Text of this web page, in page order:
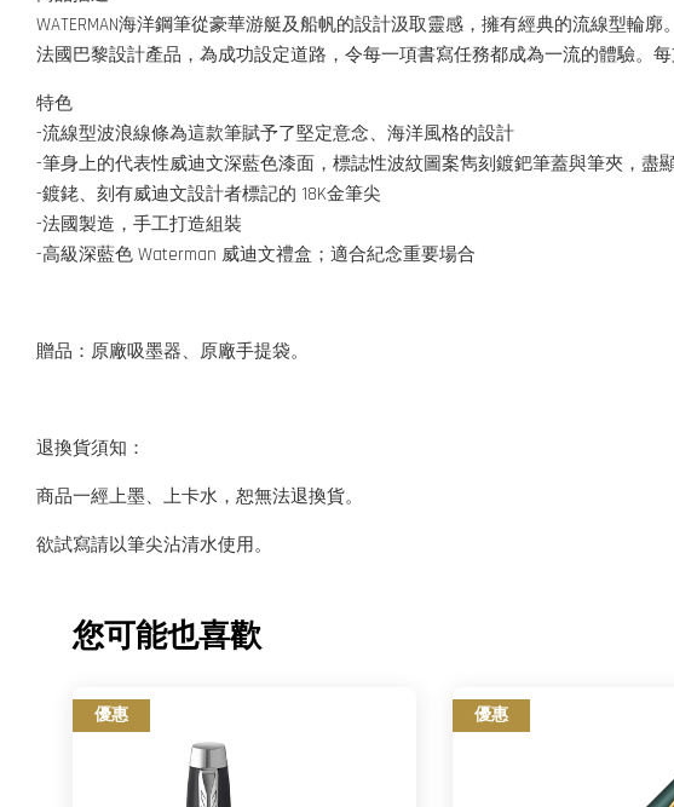
WATERMAN海洋鋼筆從豪華游艇及船帆的設計汲取靈感，擁有經典的流線型輪
法國巴黎設計產品，為成功設定道路，令每一項書寫任務都成為一流的體驗。
特色
-流線型波浪線條為這款筆賦予了堅定意念、海洋風格的設計
-筆身上的代表性威迪文深藍色漆面，標誌性波紋圖案雋刻鍍鈀筆蓋與筆夾，盡
-鍍銠、刻有威迪文設計者標記的 18K金筆尖
-法國製造，手工打造組裝
-高級深藍色 Waterman 威迪文禮盒；適合紀念重要場合
贈品：原廠吸墨器、原廠手提袋。
退換貨須知：
商品一經上墨、上卡水，恕無法退換貨。
欲試寫請以筆尖沾清水使用。
您可能也喜歡
優惠 優惠